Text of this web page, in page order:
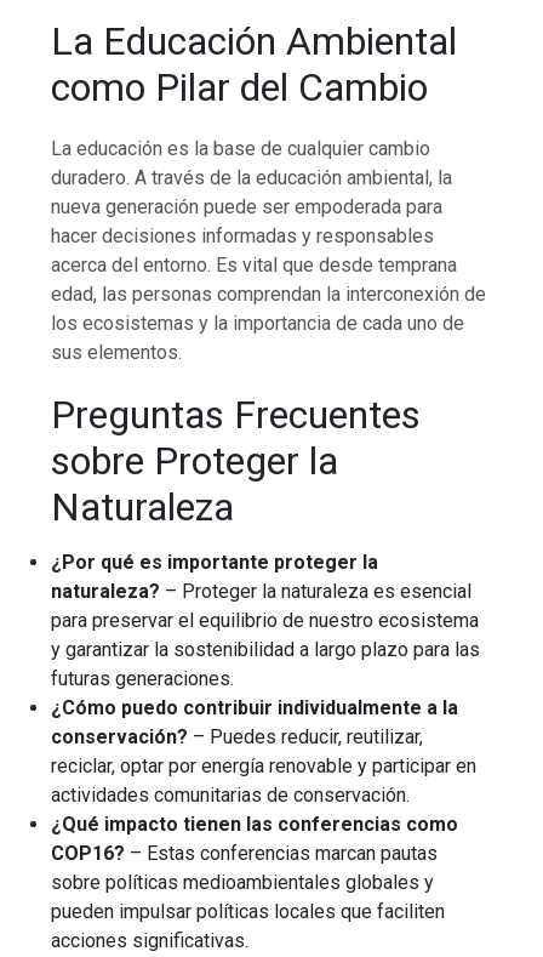
La Educación Ambiental
como Pilar del Cambio
La educación es la base de cualquier cambio
duradero. A través de la educación ambiental, la
nueva generación puede ser empoderada para
hacer decisiones informadas y responsables
acerca del entorno. Es vital que desde temprana
edad, las personas comprendan la interconexión de
los ecosistemas y la importancia de cada uno de
sus elementos.
Preguntas Frecuentes
sobre Proteger la
Naturaleza
¿Por qué es importante proteger la
naturaleza? – Proteger la naturaleza es esencial
para preservar el equilibrio de nuestro ecosistema
y garantizar la sostenibilidad a largo plazo para las
futuras generaciones.
¿Cómo puedo contribuir individualmente a la
conservación? – Puedes reducir, reutilizar,
reciclar, optar por energía renovable y participar en
actividades comunitarias de conservación.
¿Qué impacto tienen las conferencias como
COP16? – Estas conferencias marcan pautas
sobre políticas medioambientales globales y
pueden impulsar políticas locales que faciliten
acciones significativas.